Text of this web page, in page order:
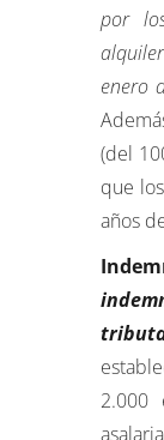
por
enero
(del
que
años
2.000